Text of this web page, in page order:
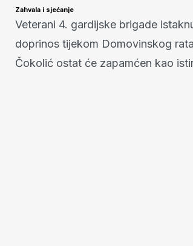
Zahvala i sjećanje
Veterani 4. gardijske brigade
doprinos tijekom Domovinskog
Čokolić ostat će zapamćen kao